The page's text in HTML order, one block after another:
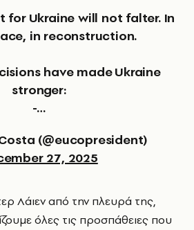
for Ukraine will not falter. In
in reconstruction.
have made Ukraine
stronger:
-…
(@eucopresident)
27, 2025
Λάιεν από την πλευρά της,
όλες τις προσπάθειες που